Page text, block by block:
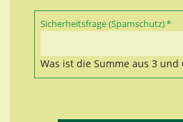
Pflichtfeld
Sicherheitsfrage (Spamschutz)*
Was ist die Summe aus 3 und